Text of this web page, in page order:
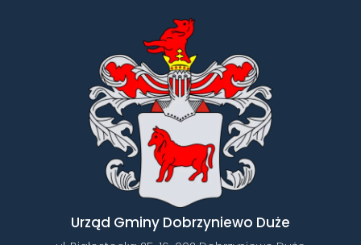
Urząd Gminy Dobrzyniewo Duże